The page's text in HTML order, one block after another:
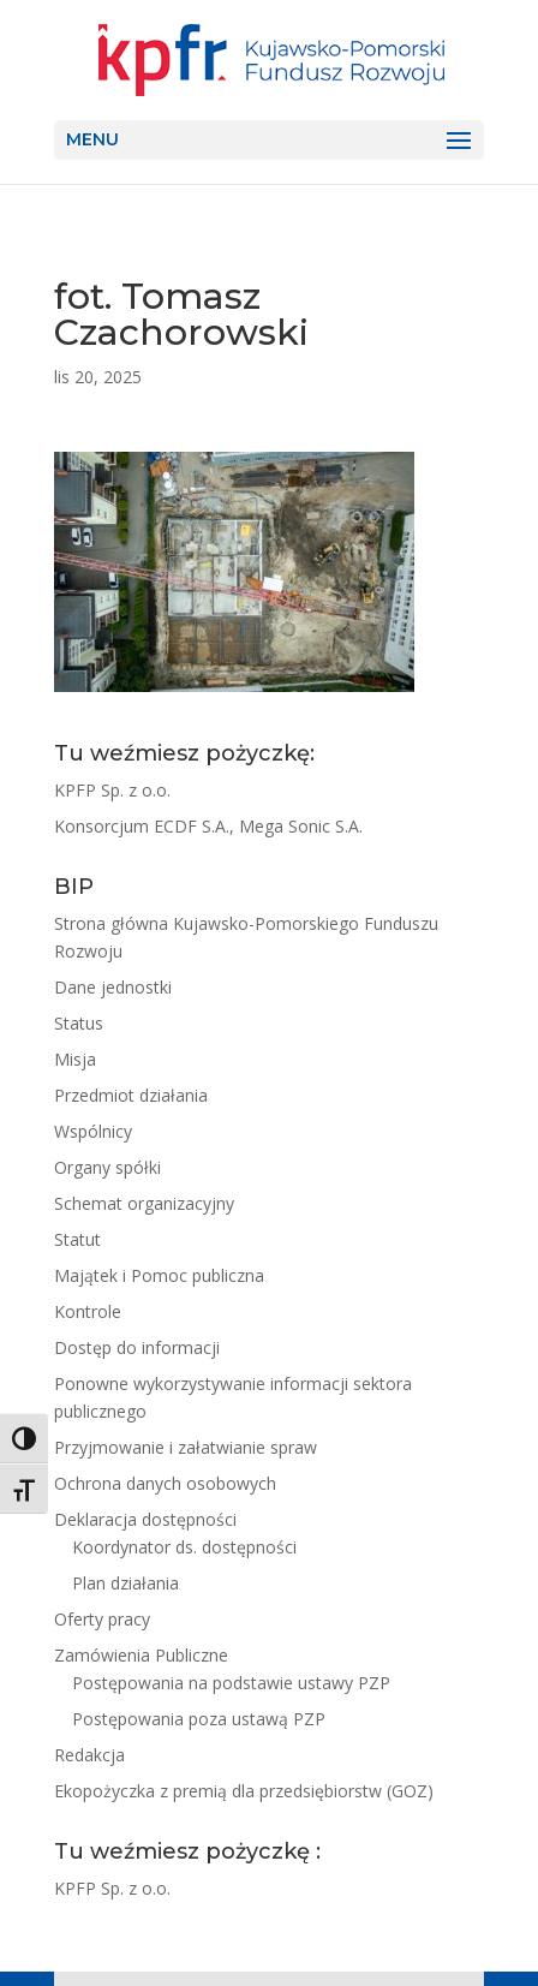
Toggle High Contrast
Toggle Font size
MENU
fot. Tomasz
Czachorowski
lis 20, 2025
Tu weźmiesz pożyczkę:
KPFP Sp. z o.o.
Konsorcjum ECDF S.A., Mega Sonic S.A.
BIP
Strona główna Kujawsko-Pomorskiego Funduszu
Rozwoju
Dane jednostki
Status
Misja
Przedmiot działania
Wspólnicy
Organy spółki
Schemat organizacyjny
Statut
Majątek i Pomoc publiczna
Kontrole
Dostęp do informacji
Ponowne wykorzystywanie informacji sektora
publicznego
Przyjmowanie i załatwianie spraw
Ochrona danych osobowych
Deklaracja dostępności
Koordynator ds. dostępności
Plan działania
Oferty pracy
Zamówienia Publiczne
Postępowania na podstawie ustawy PZP
Postępowania poza ustawą PZP
Redakcja
Ekopożyczka z premią dla przedsiębiorstw (GOZ)
Tu weźmiesz pożyczkę :
KPFP Sp. z o.o.